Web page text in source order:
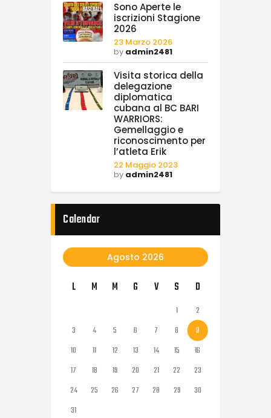
Sono Aperte le
iscrizioni Stagione
2026
23 Marzo 2026
by admin2481
Visita storica della
delegazione
diplomatica
cubana al BC BARI
WARRIORS:
Gemellaggio e
riconoscimento per
l’atleta Erik
22 Maggio 2023
by admin2481
Calendar
Agosto 2026
L M M G V S D
1
2
3
4 5 6 7 8
9
10
11 12 13 14 15
16
17
18 19 20 21 22
23
24
25 26 27 28 29
30
31